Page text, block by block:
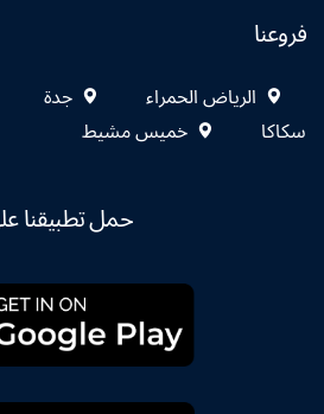
فروعنا
الرياض الحمراء جدة
سكاكا
خميس مشيط
حمل تطبيقنا على